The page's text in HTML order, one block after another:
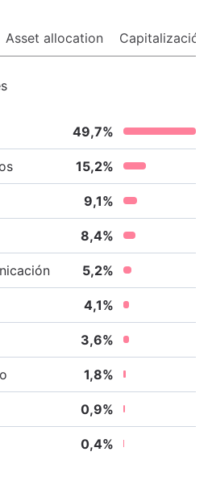
Asset allocation Capitalización
49,7%
15,2%
9,1%
8,4%
5,2%
4,1%
3,6%
1,8%
0,9%
0,4%